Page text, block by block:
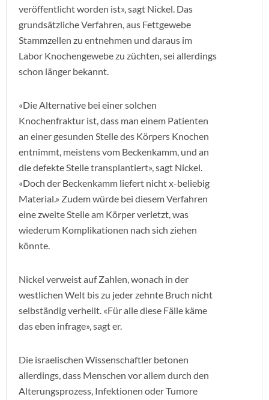
veröffentlicht worden ist», sagt Nickel. Das
grundsätzliche Verfahren, aus Fettgewebe
Stammzellen zu entnehmen und daraus im
Labor Knochengewebe zu züchten, sei allerdings
schon länger bekannt.
«Die Alternative bei einer solchen
Knochenfraktur ist, dass man einem Patienten
an einer gesunden Stelle des Körpers Knochen
entnimmt, meistens vom Beckenkamm, und an
die defekte Stelle transplantiert», sagt Nickel.
«Doch der Beckenkamm liefert nicht x-beliebig
Material.» Zudem würde bei diesem Verfahren
eine zweite Stelle am Körper verletzt, was
wiederum Komplikationen nach sich ziehen
könnte.
Nickel verweist auf Zahlen, wonach in der
westlichen Welt bis zu jeder zehnte Bruch nicht
selbständig verheilt. «Für alle diese Fälle käme
das eben infrage», sagt er.
Die israelischen Wissenschaftler betonen
allerdings, dass Menschen vor allem durch den
Alterungsprozess, Infektionen oder Tumore